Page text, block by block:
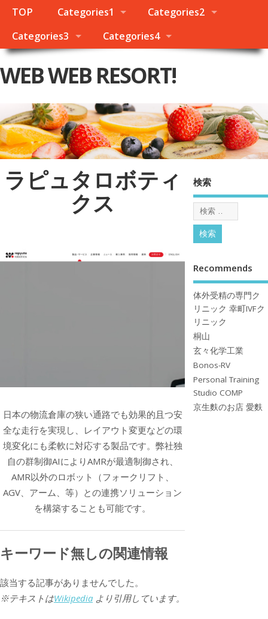
TOP Categories1
Categories2
Categories3
Categories4
WEB WEB RESORT!
ラピュタロボティ
クス
日本の物流倉庫の狭い通路でも効果的且つ安
全な走行を実現し、レイアウト変更などの環
境変化にも柔軟に対応する製品です。弊社独
自の群制御AIによりAMRが最適制御され、
AMR以外のロボット（フォークリフト、
AGV、アーム、等）との連携ソリューション
を構築することも可能です。
キーワード無しの関連情報
該当する記事がありませんでした。
※テキストはWikipedia より引用しています。
検索
Recommends
体外受精の専門ク
リニック 幸町IVFク
リニック
桐山
玄々化学工業
Bonos-RV
Personal Training
Studio COMP
京生麩のお店 愛麩